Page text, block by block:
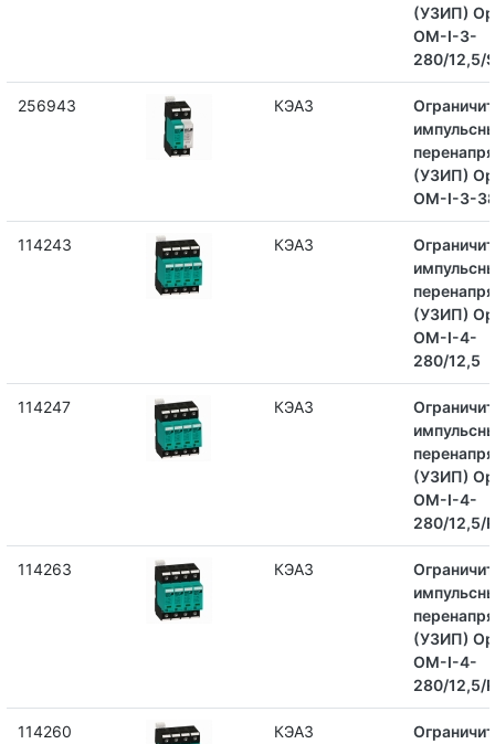
(УЗИП)
OM-I-3-
280/12,5/S
256943 КЭАЗ
(УЗИП)
OM-I-3-
114243 КЭАЗ
(УЗИП)
OM-I-4-
280/12,5
114247 КЭАЗ
(УЗИП)
OM-I-4-
280/12,5/R
114263 КЭАЗ
(УЗИП)
OM-I-4-
280/12,5/
114260 КЭАЗ